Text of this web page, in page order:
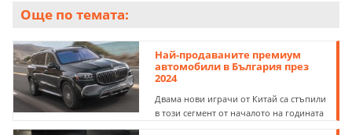
Още по темата:
Най-продаваните премиум
автомобили в България през
2024
Двама нови играчи от Китай са стъпили
в този сегмент от началото на годината